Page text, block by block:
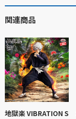
関連商品
地獄楽 VIBRATION S